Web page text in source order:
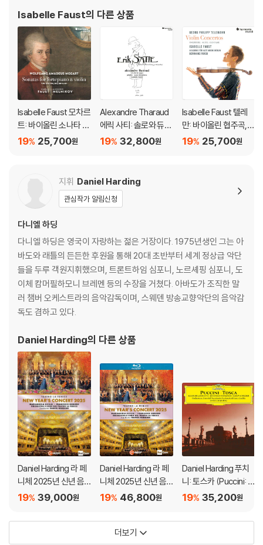
Isabelle Faust의 다른 상품
Isabelle Faust 모차르
트: 바이올린 소나타 4
집 K. 296, 303, 380,
25,700원
19%
Alexandre Tharaud
에릭 사티: 솔로와 듀오
(Erik Satie: Avant-D
32,800원
19%
Isabelle Faust 텔레
만: 바이올린 협주곡,
서곡, 모음곡, 환상곡
25,700원
19%
지휘 Daniel Harding
관심작가 알림신청
다니엘 하딩
다니엘 하딩은 영국이 자랑하는 젊은 거장이다. 1975년생인 그는 아
바도와 래틀의 든든한 후원을 통해 20대 초반부터 세계 정상급 악단
들을 두루 객원지휘했으며, 트론트하임 심포니, 노르셰핑 심포니, 도
이체 캄머필하모니 브레멘 등의 수장을 거쳤다. 아바도가 조직한 말
러 챔버 오케스트라의 음악감독이며, 스웨덴 방송교향악단의 음악감
독도 겸하고 있다.
Daniel Harding의 다른 상품
Daniel Harding 라 페
니체 2025년 신년 음
악회 (TEATRO LA FE
ncert 2025)
39,000원
19%
Daniel Harding 라 페
니체 2025년 신년 음
악회 (TEATRO LA FE
ncert 2025)
46,800원
19%
Daniel Harding 푸치
니: 토스카 (Puccini: T
osca From Rome)
35,200원
19%
더보기